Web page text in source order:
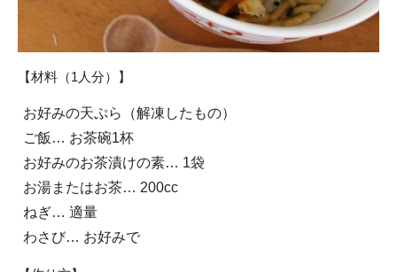
【材料（1人分）】
お好みの天ぷら（解凍したもの）
ご飯… お茶碗1杯
お好みのお茶漬けの素… 1袋
お湯またはお茶… 200cc
ねぎ… 適量
わさび… お好みで